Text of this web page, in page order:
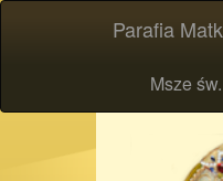
Parafia
Msze św.